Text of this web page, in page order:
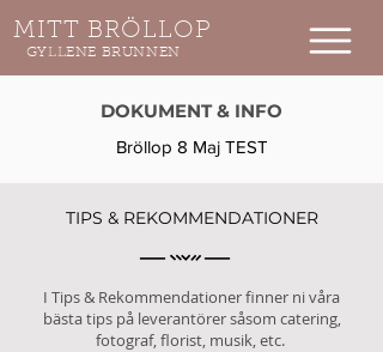
MITT BRÖLLOP
GYLLENE BRUNNEN
DOKUMENT & INFO​
Bröllop 8 Maj TEST
TIPS & REKOMMENDATIONER
I Tips & Rekommendationer finner ni våra
bästa tips på leverantörer såsom catering,
fotograf, florist, musik, etc.